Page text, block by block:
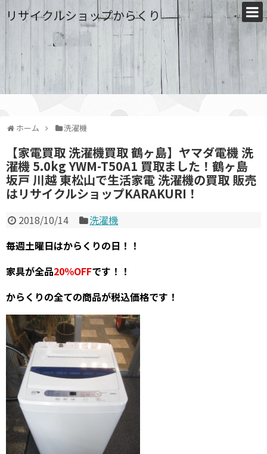
リサイクルショップからくり
ホーム 洗濯機
【家電買取 洗濯機買取 鶴ヶ島】ヤマダ電機 洗
濯機 5.0kg YWM-T50A1 買取ました！鶴ヶ島
坂戸 川越 東松山で生活家電 洗濯機の買取 販売
はリサイクルショップKARAKURI！
2018/10/14
洗濯機
毎週土曜日はからくりの日！！
家具が全品20％OFFです！！
からくりの全ての商品が税込価格です！